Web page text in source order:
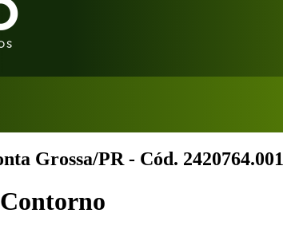
Grossa/PR - Cód. 2420764.001